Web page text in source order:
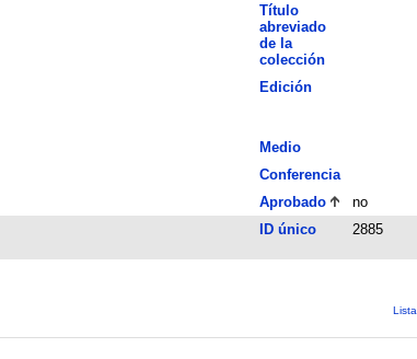
Título
abreviado
de la
colección
Edición
Medio
Conferencia
Aprobado
no
ID único 2885
Lista